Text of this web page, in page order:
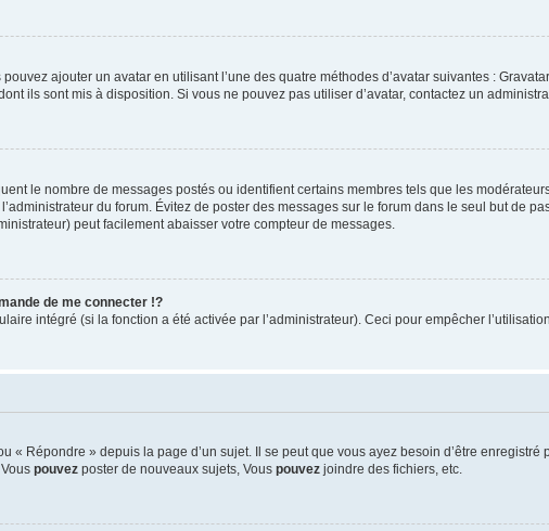
ajouter un avatar en utilisant l’une des quatre méthodes d’avatar suivantes :
ils sont mis à disposition. Si vous ne pouvez pas utiliser d’avatar, contactez un
le nombre de messages postés ou identifient certains membres tels que les
du forum. Évitez de poster des messages sur le forum dans le seul but de
peut facilement abaisser votre compteur de messages.
de me connecter !?
intégré (si la fonction a été activée par l’administrateur). Ceci pour empêcher
« Répondre » depuis la page d’un sujet. Il se peut que vous ayez besoin d’être
pouvez poster de nouveaux sujets, Vous pouvez joindre des fichiers, etc.